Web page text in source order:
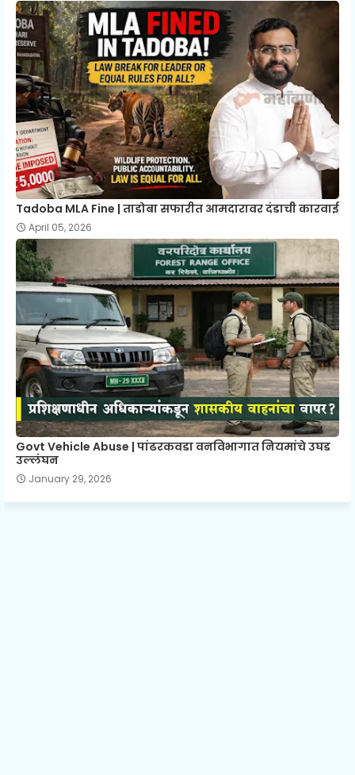
Tadoba MLA Fine | ताडोबा सफारीत आमदारावर दंडाची कारवाई
April 05, 2026
Govt Vehicle Abuse | पांढरकवडा वनविभागात नियमांचे उघड
उल्लंघन
January 29, 2026